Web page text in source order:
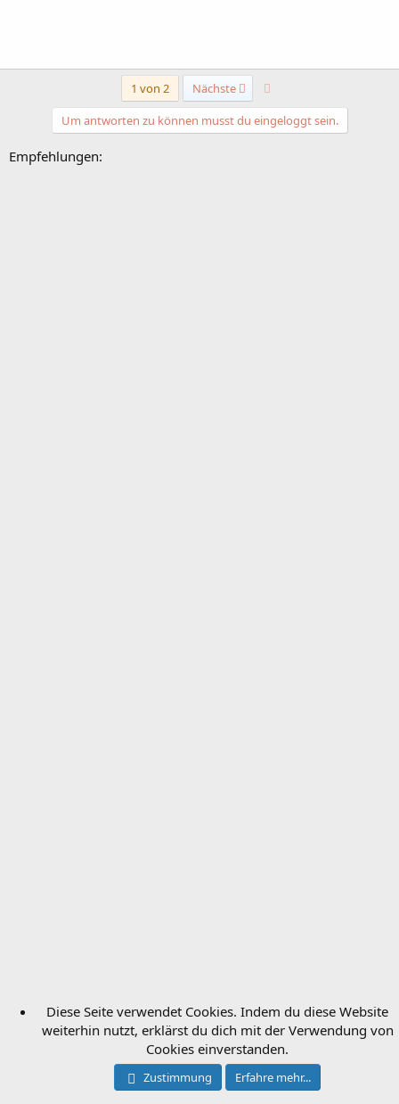
1 von 2 Nächste
Um antworten zu können musst du eingeloggt sein.
Empfehlungen:
Diese Seite verwendet Cookies. Indem du diese Website
weiterhin nutzt, erklärst du dich mit der Verwendung von
Cookies einverstanden.
Zustimmung Erfahre mehr...